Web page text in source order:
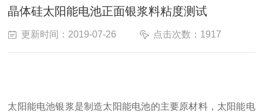
晶体硅太阳能电池正面银浆料粘度测试
更新时间：2019-07-26 点击次数：1917
太阳能电池银浆是制造太阳能电池的主要原材料，太阳能电